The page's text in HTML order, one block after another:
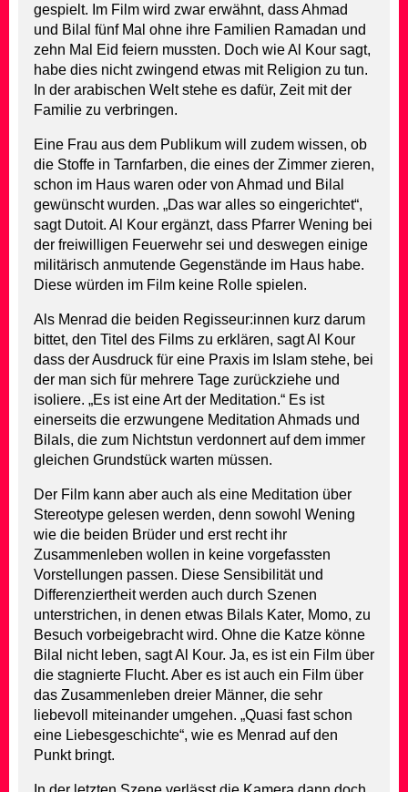
gespielt. Im Film wird zwar erwähnt, dass Ahmad
und Bilal fünf Mal ohne ihre Familien Ramadan und
zehn Mal Eid feiern mussten. Doch wie Al Kour sagt,
habe dies nicht zwingend etwas mit Religion zu tun.
In der arabischen Welt stehe es dafür, Zeit mit der
Familie zu verbringen.
Eine Frau aus dem Publikum will zudem wissen, ob
die Stoffe in Tarnfarben, die eines der Zimmer zieren,
schon im Haus waren oder von Ahmad und Bilal
gewünscht wurden. „Das war alles so eingerichtet“,
sagt Dutoit. Al Kour ergänzt, dass Pfarrer Wening bei
der freiwilligen Feuerwehr sei und deswegen einige
militärisch anmutende Gegenstände im Haus habe.
Diese würden im Film keine Rolle spielen.
Als Menrad die beiden Regisseur:innen kurz darum
bittet, den Titel des Films zu erklären, sagt Al Kour
dass der Ausdruck für eine Praxis im Islam stehe, bei
der man sich für mehrere Tage zurückziehe und
isoliere. „Es ist eine Art der Meditation.“ Es ist
einerseits die erzwungene Meditation Ahmads und
Bilals, die zum Nichtstun verdonnert auf dem immer
gleichen Grundstück warten müssen.
Der Film kann aber auch als eine Meditation über
Stereotype gelesen werden, denn sowohl Wening
wie die beiden Brüder und erst recht ihr
Zusammenleben wollen in keine vorgefassten
Vorstellungen passen. Diese Sensibilität und
Differenziertheit werden auch durch Szenen
unterstrichen, in denen etwas Bilals Kater, Momo, zu
Besuch vorbeigebracht wird. Ohne die Katze könne
Bilal nicht leben, sagt Al Kour. Ja, es ist ein Film über
die stagnierte Flucht. Aber es ist auch ein Film über
das Zusammenleben dreier Männer, die sehr
liebevoll miteinander umgehen. „Quasi fast schon
eine Liebesgeschichte“, wie es Menrad auf den
Punkt bringt.